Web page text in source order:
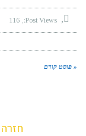
Post Views:
116
« פוסט קודם